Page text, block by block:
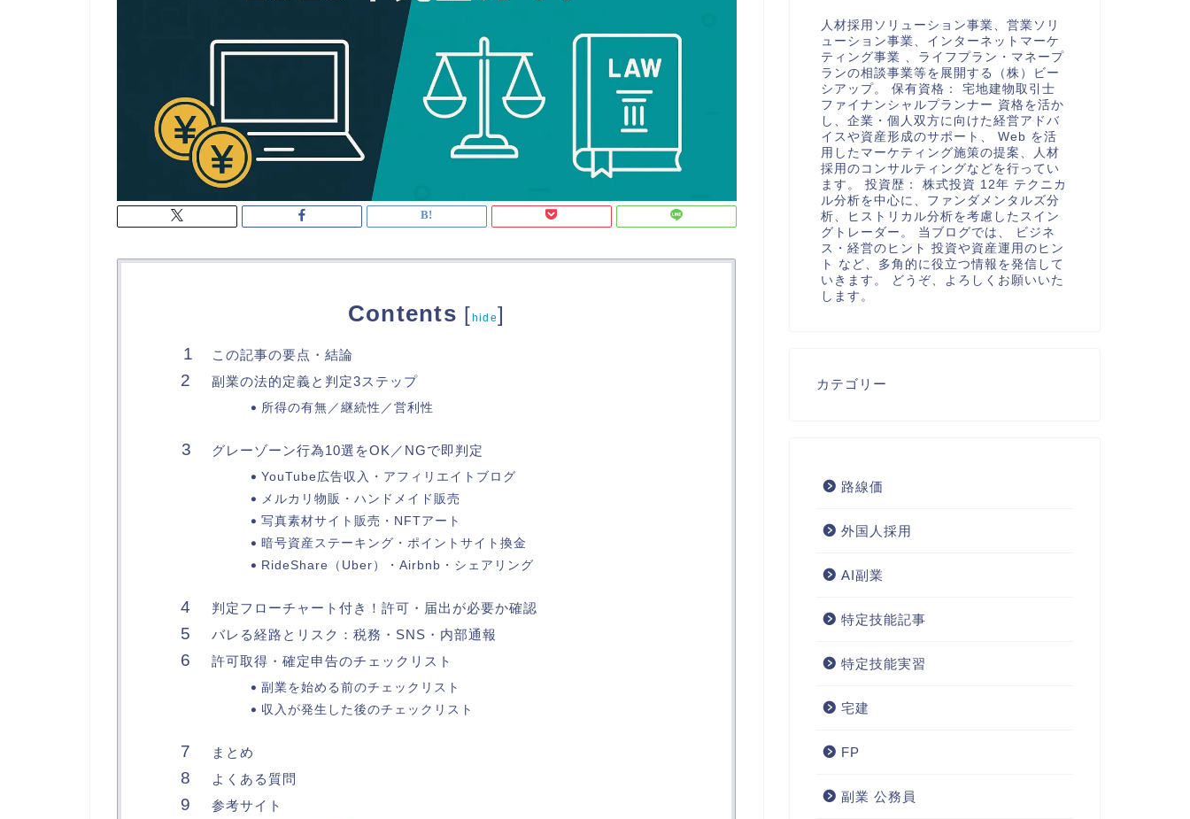
Contents [hide]
この記事の要点・結論
副業の法的定義と判定3ステップ
所得の有無／継続性／営利性
グレーゾーン行為10選をOK／NGで即判定
YouTube広告収入・アフィリエイトブログ
メルカリ物販・ハンドメイド販売
写真素材サイト販売・NFTアート
暗号資産ステーキング・ポイントサイト換金
RideShare（Uber）・Airbnb・シェアリング
判定フローチャート付き！許可・届出が必要か確認
バレる経路とリスク：税務・SNS・内部通報
許可取得・確定申告のチェックリスト
副業を始める前のチェックリスト
収入が発生した後のチェックリスト
まとめ
よくある質問
参考サイト
人材採用ソリューション事業、営業ソリ
ューション事業、インターネットマーケ
ティング事業 、ライフプラン・マネープ
ランの相談事業等を展開する（株）ビー
シアップ。 保有資格： 宅地建物取引士
ファイナンシャルプランナー 資格を活か
し、企業・個人双方に向けた経営アドバ
イスや資産形成のサポート、 Web を活
用したマーケティング施策の提案、人材
採用のコンサルティングなどを行ってい
ます。 投資歴： 株式投資 12年 テクニカ
ル分析を中心に、ファンダメンタルズ分
析、ヒストリカル分析を考慮したスイン
グトレーダー。 当ブログでは、 ビジネ
ス・経営のヒント 投資や資産運用のヒン
ト など、多角的に役立つ情報を発信して
いきます。 どうぞ、よろしくお願いいた
します。
カテゴリー
路線価
外国人採用
AI副業
特定技能記事
特定技能実習
宅建
FP
副業 公務員